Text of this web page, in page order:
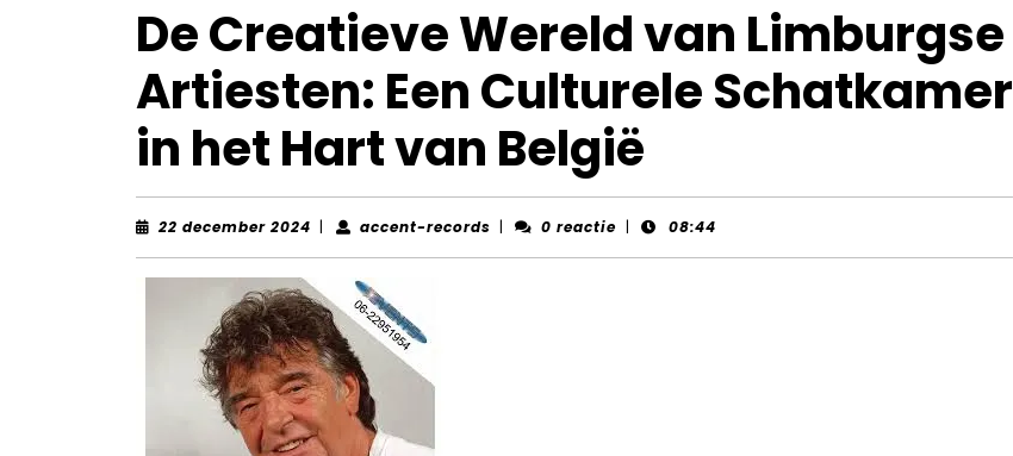
De Creatieve Wereld van Limburgse
Artiesten: Een Culturele Schatkamer
in het Hart van België
22 december 2024 22| accent-records accent-
| 0 reactie | 08:44